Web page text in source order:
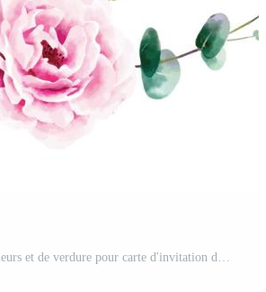
belle couronne de fleurs et de verdure pour carte d'invitation de mariage sur fond blanc. vecteur. roses roses, fleur d'hortensia. style aquarelle Vecteur Pro